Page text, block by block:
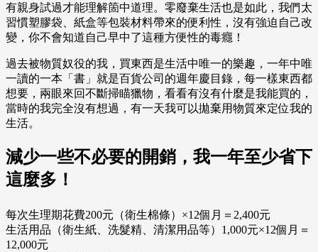
有親身試過才能理解箇中道理。零廢棄生活也是如此，我們太
習慣塑膠袋、紙盒等包裝材料帶來的便利性，沒有強迫自己改
變，你不會知道自己早中了這種方便性的毒癮！
過去被物質奴役的我，買東西是生活中唯一的樂趣，一年中唯
一讀的一本「書」就是百貨公司的週年慶目錄，每一樣東西都
想要，兩眼來回不斷掃瞄獵物，看看有沒有什麼是我能買的，
當時的我完全沒有想過，有一天我可以拋棄用物質來定位我的
生活。
減少一些不必要的開銷，我一年至少省下
這麼多！
每次生理期花費200元（衛生棉條）×12個月＝2,400元
生活用品（衛生紙、洗髮精、清潔用品等）1,000元×12個月＝
12,000元